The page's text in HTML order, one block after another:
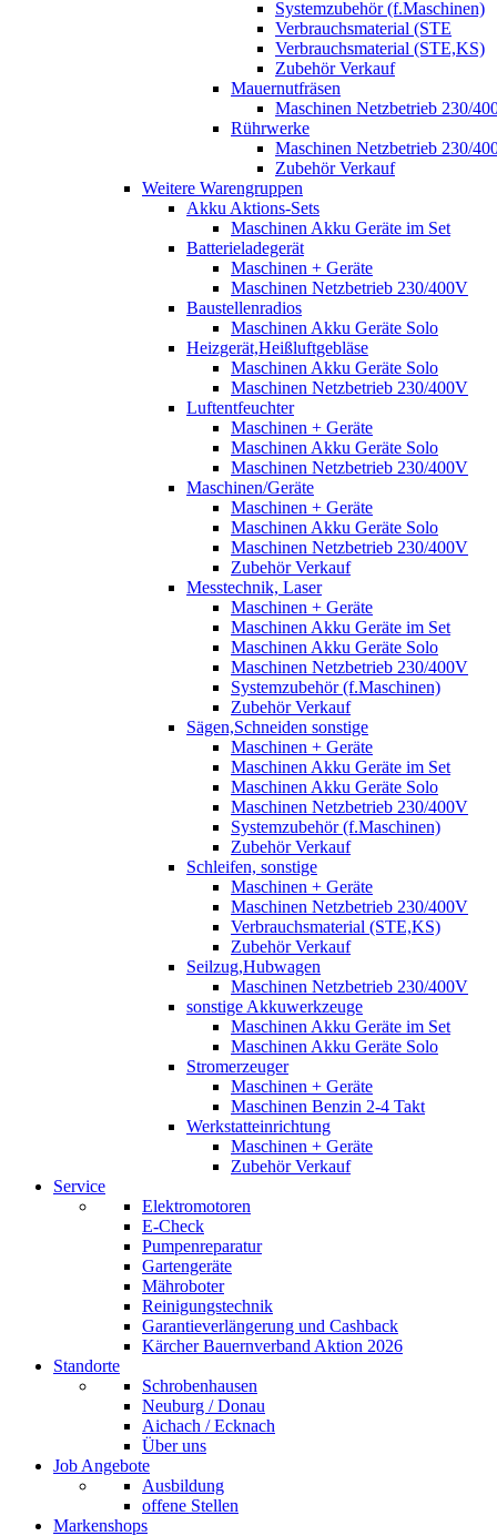
Systemzubehör (f.Maschinen)
Verbrauchsmaterial (STE
Verbrauchsmaterial (STE,KS)
Zubehör Verkauf
Mauernutfräsen
Maschinen Netzbetrieb 230/
Rührwerke
Maschinen Netzbetrieb 230/
Zubehör Verkauf
Weitere Warengruppen
Akku Aktions-Sets
Maschinen Akku Geräte im Set
Batterieladegerät
Maschinen + Geräte
Maschinen Netzbetrieb 230/400V
Baustellenradios
Maschinen Akku Geräte Solo
Heizgerät,Heißluftgebläse
Maschinen Akku Geräte Solo
Maschinen Netzbetrieb 230/400V
Luftentfeuchter
Maschinen + Geräte
Maschinen Akku Geräte Solo
Maschinen Netzbetrieb 230/400V
Maschinen/Geräte
Maschinen + Geräte
Maschinen Akku Geräte Solo
Maschinen Netzbetrieb 230/400V
Zubehör Verkauf
Messtechnik, Laser
Maschinen + Geräte
Maschinen Akku Geräte im Set
Maschinen Akku Geräte Solo
Maschinen Netzbetrieb 230/400V
Systemzubehör (f.Maschinen)
Zubehör Verkauf
Sägen,Schneiden sonstige
Maschinen + Geräte
Maschinen Akku Geräte im Set
Maschinen Akku Geräte Solo
Maschinen Netzbetrieb 230/400V
Systemzubehör (f.Maschinen)
Zubehör Verkauf
Schleifen, sonstige
Maschinen + Geräte
Maschinen Netzbetrieb 230/400V
Verbrauchsmaterial (STE,KS)
Zubehör Verkauf
Seilzug,Hubwagen
Maschinen Netzbetrieb 230/400V
sonstige Akkuwerkzeuge
Maschinen Akku Geräte im Set
Maschinen Akku Geräte Solo
Stromerzeuger
Maschinen + Geräte
Maschinen Benzin 2-4 Takt
Werkstatteinrichtung
Maschinen + Geräte
Zubehör Verkauf
Service
Elektromotoren
E-Check
Pumpenreparatur
Gartengeräte
Mähroboter
Reinigungstechnik
Garantieverlängerung und Cashback
Kärcher Bauernverband Aktion 2026
Standorte
Schrobenhausen
Neuburg / Donau
Aichach / Ecknach
Über uns
Job Angebote
Ausbildung
offene Stellen
Markenshops